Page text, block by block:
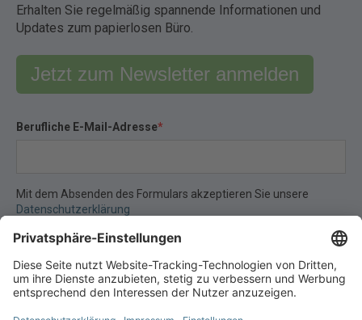
Erhalten Sie regelmäßig spannende Informationen und
Updates zum papierlosen Büro.
Jetzt zum Newsletter anmelden
Berufliche E-Mail-Adresse*
Mit dem Absenden des Formulars akzeptieren Sie unsere
Datenschutzerklärung